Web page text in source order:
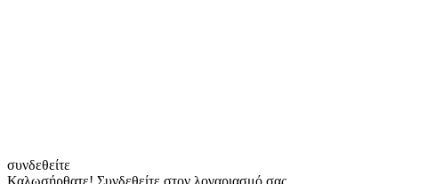
συνδεθείτε
Καλωσήρθατε! Συνδεθείτε στον λογαριασμό σας